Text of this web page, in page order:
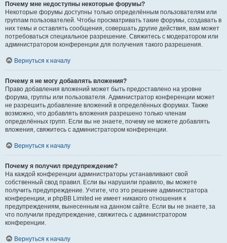
Почему мне недоступны некоторые форумы?
Некоторые форумы доступны только определённым пользователям или
группам пользователей. Чтобы просматривать такие форумы, создавать в
них темы и оставлять сообщения, совершать другие действия, вам может
потребоваться специальное разрешение. Свяжитесь с модератором или
администратором конференции для получения такого разрешения.
Вернуться к началу
Почему я не могу добавлять вложения?
Право добавления вложений может быть предоставлено на уровне
форума, группы или пользователя. Администратор конференции может
не разрешить добавление вложений в определённых форумах. Также
возможно, что добавлять вложения разрешено только членам
определённых групп. Если вы не знаете, почему не можете добавлять
вложения, свяжитесь с администратором конференции.
Вернуться к началу
Почему я получил предупреждение?
На каждой конференции администраторы устанавливают свой
собственный свод правил. Если вы нарушили правило, вы можете
получить предупреждение. Учтите, что это решение администратора
конференции, и phpBB Limited не имеет никакого отношения к
предупреждениям, вынесенным на данном сайте. Если вы не знаете, за
что получили предупреждение, свяжитесь с администратором
конференции.
Вернуться к началу